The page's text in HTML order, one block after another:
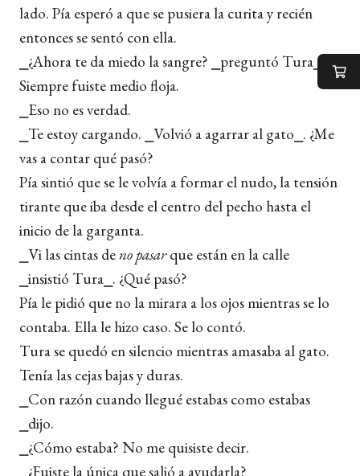
lado. Pía esperó a que se pusiera la curita y recién
entonces se sentó con ella.
⎯¿Ahora te da miedo la sangre? ⎯preguntó Tura⎯.
Siempre fuiste medio floja.
⎯Eso no es verdad.
⎯Te estoy cargando. ⎯Volvió a agarrar al gato⎯. ¿Me
vas a contar qué pasó?
Pía sintió que se le volvía a formar el nudo, la tensión
tirante que iba desde el centro del pecho hasta el
inicio de la garganta.
⎯Vi las cintas deno pasarque están en la calle
⎯insistió Tura⎯. ¿Qué pasó?
Pía le pidió que no la mirara a los ojos mientras se lo
contaba. Ella le hizo caso. Se lo contó.
Tura se quedó en silencio mientras amasaba al gato.
Tenía las cejas bajas y duras.
⎯Con razón cuando llegué estabas como estabas
⎯dijo.
⎯¿Cómo estaba? No me quisiste decir.
⎯¿Fuiste la única que salió a ayudarla?